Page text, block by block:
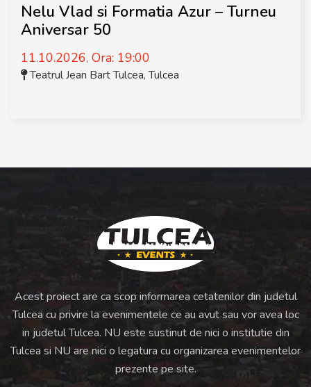
Nelu Vlad si Formatia Azur – Turneu
Aniversar 50
11.10.2026, Ora: 19:00
Teatrul Jean Bart Tulcea,Tulcea
Acest proiect are ca scop informarea cetatenilor din judetul
Tulcea cu privire la evenimentele ce au avut sau vor avea loc
in judetul Tulcea. NU este sustinut de nici o institutie din
Tulcea si NU are nici o legatura cu organizarea evenimentelor
prezente pe site.